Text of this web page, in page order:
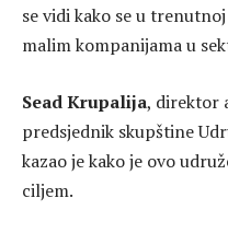
se vidi kako se u
malim kompanijama u
Sead Krupalija, direktor
predsjednik skupštine
kazao je kako je ovo
ciljem.